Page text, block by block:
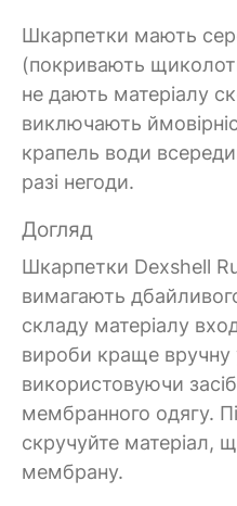
Шкарпетки мають
(покривають
не дають матеріалу
виключають
крапель води
разі негоди.
Догляд
Шкарпетки Dexshell
вимагають
складу матеріалу
вироби краще вручну
використовуючи
мембранного одягу.
скручуйте матеріал,
мембрану.